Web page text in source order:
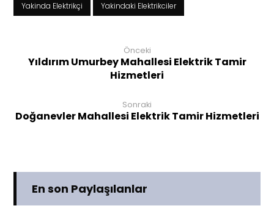
Yakinda Elektrikçi Yakindaki Elektrikciler
Önceki
Yıldırım Umurbey Mahallesi Elektrik Tamir
Hizmetleri
Sonraki
Doğanevler Mahallesi Elektrik Tamir Hizmetleri
En son Paylaşılanlar